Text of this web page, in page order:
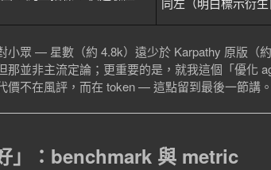
小眾 — 星數（約 4.8k）遠少於 Karpathy 原版（
那並非主流定論；更重要的是，就我這個「優化
價不在風評，而在 token — 這點留到最後一節講。
」：benchmark 與 metric